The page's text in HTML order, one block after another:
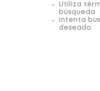
Utiliza
búsqueda
Intenta
deseado